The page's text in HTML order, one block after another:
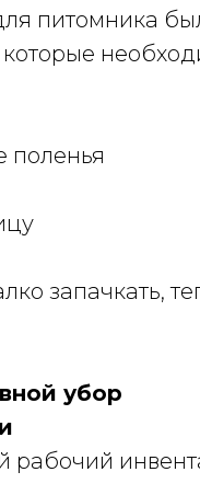
питомника
поленья
запачкать,
убор
рабочий